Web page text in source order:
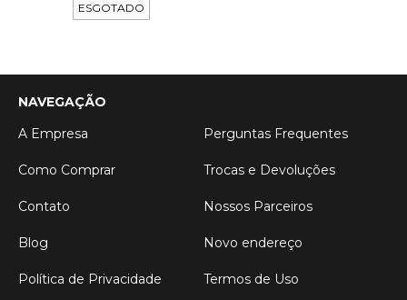
ESGOTADO
NAVEGAÇÃO
A Empresa
Perguntas Frequentes
Como Comprar Trocas e Devoluções
Contato Nossos Parceiros
Blog Novo endereço
Política de Privacidade Termos de Uso